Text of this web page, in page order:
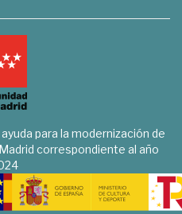
para la modernización de
correspondiente al año